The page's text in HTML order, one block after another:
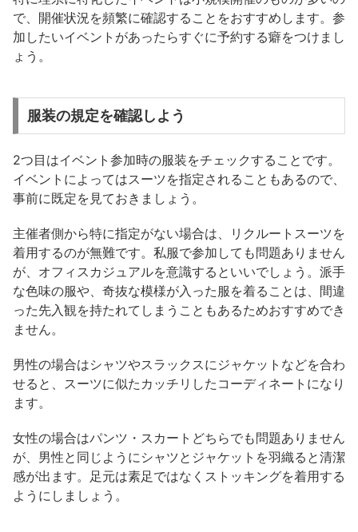
で、開催状況を頻繁に確認することをおすすめします。参
加したいイベントがあったらすぐに予約する癖をつけまし
ょう。
服装の規定を確認しよう
2つ目はイベント参加時の服装をチェックすることです。
イベントによってはスーツを指定されることもあるので、
事前に既定を見ておきましょう。
主催者側から特に指定がない場合は、リクルートスーツを
着用するのが無難です。私服で参加しても問題ありません
が、オフィスカジュアルを意識するといいでしょう。派手
な色味の服や、奇抜な模様が入った服を着ることは、間違
った先入観を持たれてしまうこともあるためおすすめでき
ません。
男性の場合はシャツやスラックスにジャケットなどを合わ
せると、スーツに似たカッチリしたコーディネートになり
ます。
女性の場合はパンツ・スカートどちらでも問題ありません
が、男性と同じようにシャツとジャケットを羽織ると清潔
感が出ます。足元は素足ではなくストッキングを着用する
ようにしましょう。